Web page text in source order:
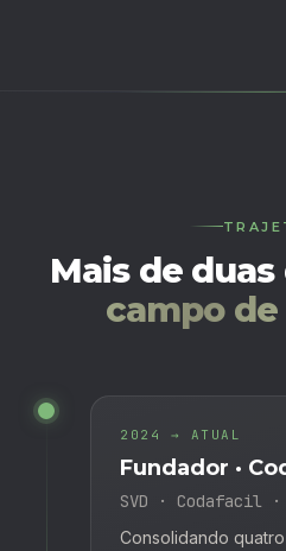
Mais de
campo
2024 → ATUAL
Fundador ·
SVD · Codafacil
Consolidando